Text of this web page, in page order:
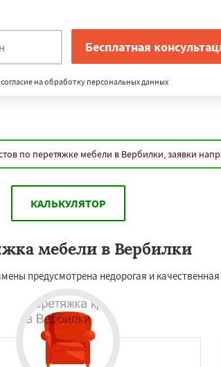
на обработку персональных данных
по перетяжке мебели в Вербилки, заявки
КАЛЬКУЛЯТОР
мебели в Вербилки
предусмотрена недорогая и